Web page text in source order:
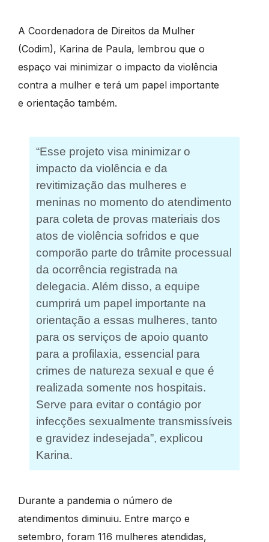
A Coordenadora de Direitos da Mulher
(Codim), Karina de Paula, lembrou que o
espaço vai minimizar o impacto da violência
contra a mulher e terá um papel importante
e orientação também.
“Esse projeto visa minimizar o
impacto da violência e da
revitimização das mulheres e
meninas no momento do atendimento
para coleta de provas materiais dos
atos de violência sofridos e que
comporão parte do trâmite processual
da ocorrência registrada na
delegacia. Além disso, a equipe
cumprirá um papel importante na
orientação a essas mulheres, tanto
para os serviços de apoio quanto
para a profilaxia, essencial para
crimes de natureza sexual e que é
realizada somente nos hospitais.
Serve para evitar o contágio por
infecções sexualmente transmissíveis
e gravidez indesejada”, explicou
Karina.
Durante a pandemia o número de
atendimentos diminuiu. Entre março e
setembro, foram 116 mulheres atendidas,